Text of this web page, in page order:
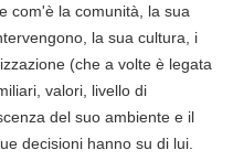
com'è la comunità, la sua
la sua cultura, i
(che a volte è legata
valori, livello di
del suo ambiente e il
decisioni hanno su di lui.